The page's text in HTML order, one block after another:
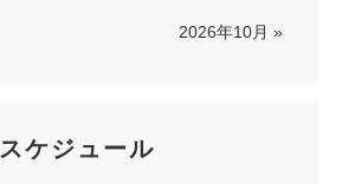
2026年10月 »
スケジュール